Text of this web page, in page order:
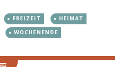
FREIZEIT
HEIMAT
WOCHENENDE